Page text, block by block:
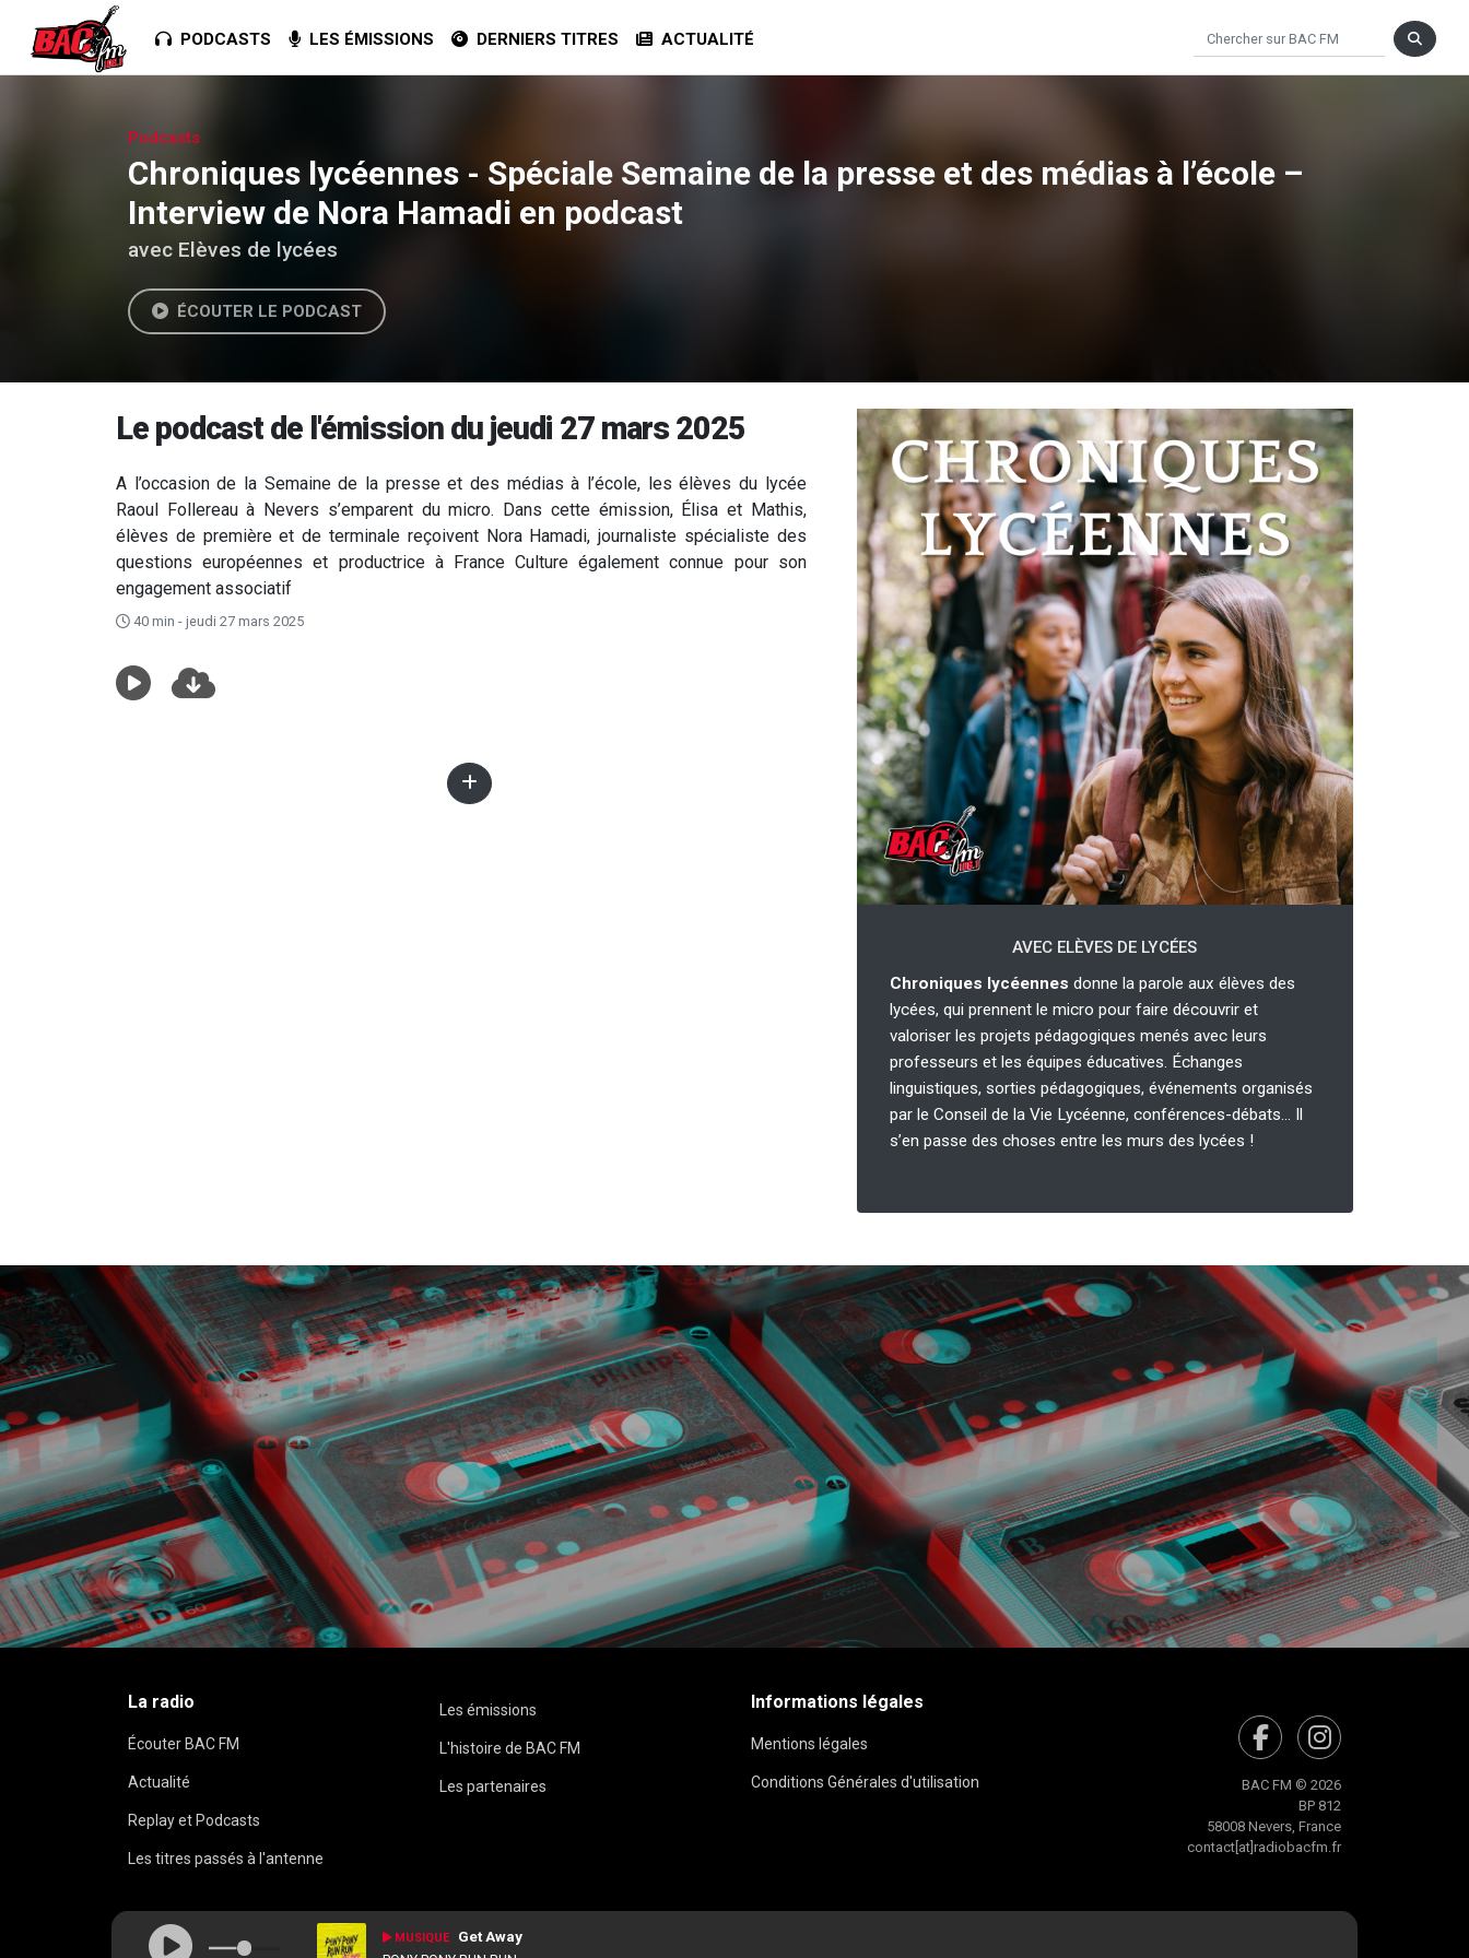
PODCASTS LES ÉMISSIONS DERNIERS TITRES ACTUALITÉ
Podcasts
Chroniques lycéennes - Spéciale Semaine de la presse et des médias à l’école –
Interview de Nora Hamadi en podcast
avec Elèves de lycées
ÉCOUTER LE PODCAST
Le podcast de l'émission du jeudi 27 mars 2025
A l’occasion de la Semaine de la presse et des médias à l’école, les élèves du lycée
Raoul Follereau à Nevers s’emparent du micro. Dans cette émission, Élisa et Mathis,
élèves de première et de terminale reçoivent Nora Hamadi, journaliste spécialiste des
questions européennes et productrice à France Culture également connue pour son
engagement associatif
40 min - jeudi 27 mars 2025
AVEC ELÈVES DE LYCÉES
Chroniques lycéennes donne la parole aux élèves des
lycées, qui prennent le micro pour faire découvrir et
valoriser les projets pédagogiques menés avec leurs
professeurs et les équipes éducatives. Échanges
linguistiques, sorties pédagogiques, événements organisés
par le Conseil de la Vie Lycéenne, conférences-débats… Il
s’en passe des choses entre les murs des lycées !
La radio
Écouter BAC FM
Actualité
Replay et Podcasts
Les titres passés à l'antenne
Les émissions
L'histoire de BAC FM
Les partenaires
Informations légales
Mentions légales
Conditions Générales d'utilisation
BAC FM © 2026
BP 812
58008 Nevers, France
contact[at]radiobacfm.fr
MUSIQUE Get Away